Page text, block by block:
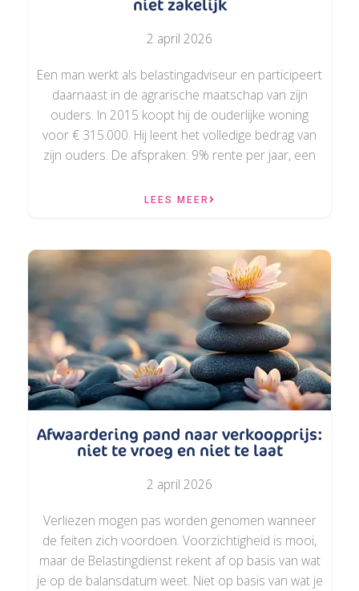
niet zakelijk
2 april 2026
Een man werkt als belastingadviseur en participeert
daarnaast in de agrarische maatschap van zijn
ouders. In 2015 koopt hij de ouderlijke woning
voor € 315.000. Hij leent het volledige bedrag van
zijn ouders. De afspraken: 9% rente per jaar, een
LEES MEER
Afwaardering pand naar verkoopprijs:
niet te vroeg en niet te laat
2 april 2026
Verliezen mogen pas worden genomen wanneer
de feiten zich voordoen. Voorzichtigheid is mooi,
maar de Belastingdienst rekent af op basis van wat
je op de balansdatum weet. Niet op basis van wat je